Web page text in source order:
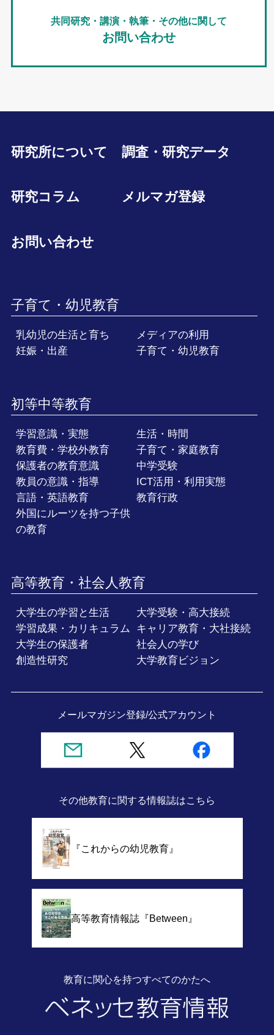
共同研究・講演・執筆・その他に関して
お問い合わせ
研究所について 調査・研究データ
研究コラム メルマガ登録
お問い合わせ
子育て・幼児教育
乳幼児の生活と育ち
メディアの利用
妊娠・出産
子育て・幼児教育
初等中等教育
学習意識・実態
生活・時間
教育費・学校外教育
子育て・家庭教育
保護者の教育意識
中学受験
教員の意識・指導
ICT活用・利用実態
言語・英語教育
教育行政
外国にルーツを持つ子供
の教育
高等教育・社会人教育
大学生の学習と生活
大学受験・高大接続
学習成果・カリキュラム
キャリア教育・大社接続
大学生の保護者
社会人の学び
創造性研究
大学教育ビジョン
メールマガジン登録/公式アカウント
その他教育に関する情報誌はこちら
『これからの幼児教育』
高等教育情報誌『Between』
教育に関心を持つすべてのかたへ